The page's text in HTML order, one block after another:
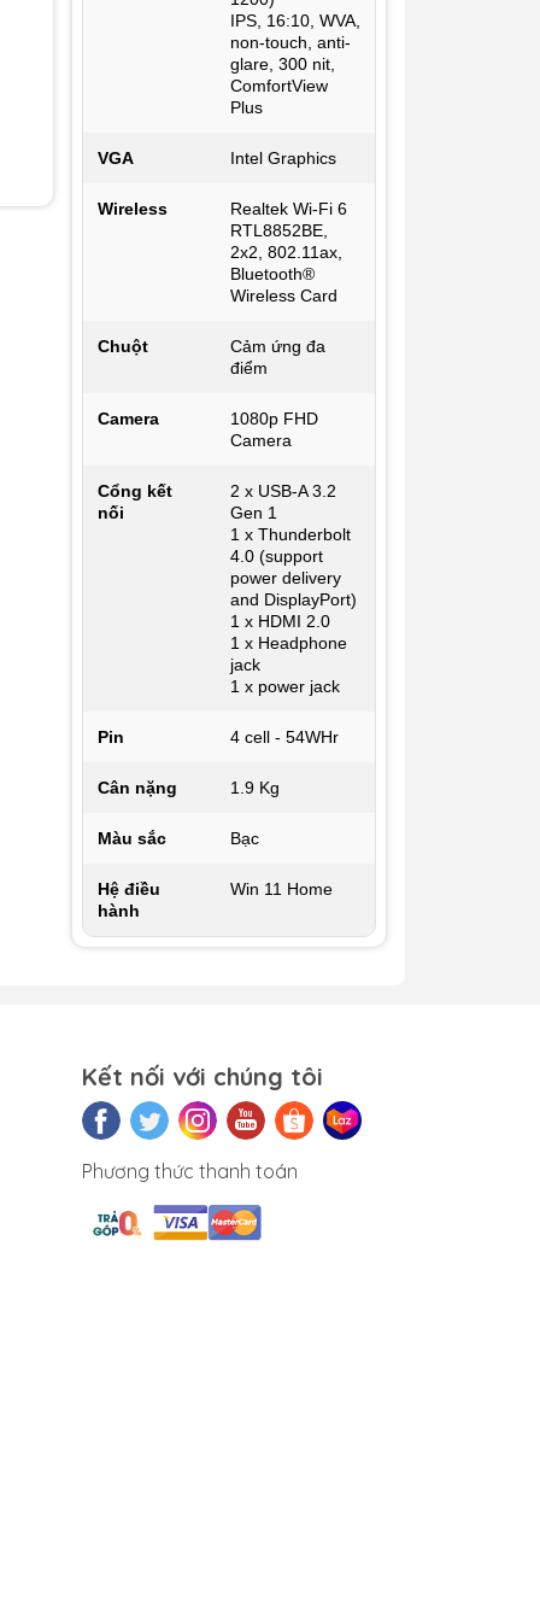
IPS, 16:10, WVA,
non-touch, anti-
glare, 300 nit,
ComfortView
Plus
VGA Intel Graphics
Wireless
Realtek Wi-Fi 6
RTL8852BE,
2x2, 802.11ax,
Bluetooth®
Wireless Card
Chuột
Cảm ứng đa
điểm
Camera
1080p FHD
Camera
Cổng kết
nối
2 x USB-A 3.2
Gen 1
1 x Thunderbolt
4.0 (support
power delivery
and DisplayPort)
1 x HDMI 2.0
1 x Headphone
jack
1 x power jack
Pin 4 cell - 54WHr
Cân nặng 1.9 Kg
Màu sắc Bạc
Hệ điều
hành
Win 11 Home
Kết nối với chúng tôi
Phương thức thanh toán